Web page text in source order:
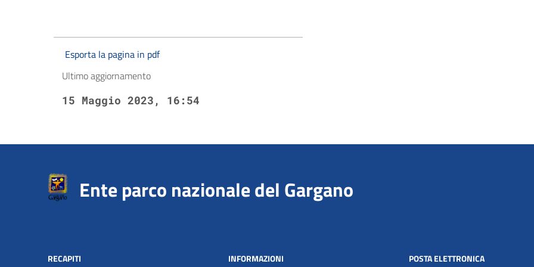
Esporta la pagina in pdf
Ultimo aggiornamento
15 Maggio 2023, 16:54
Ente parco nazionale del Gargano
RECAPITI INFORMAZIONI POSTA ELETTRONICA